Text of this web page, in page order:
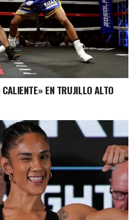
EN TRUJILLO ALTO